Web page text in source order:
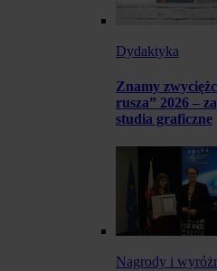
Dydaktyka
Znamy
rusza” 2026 –
studia graficzne
Nagrody i